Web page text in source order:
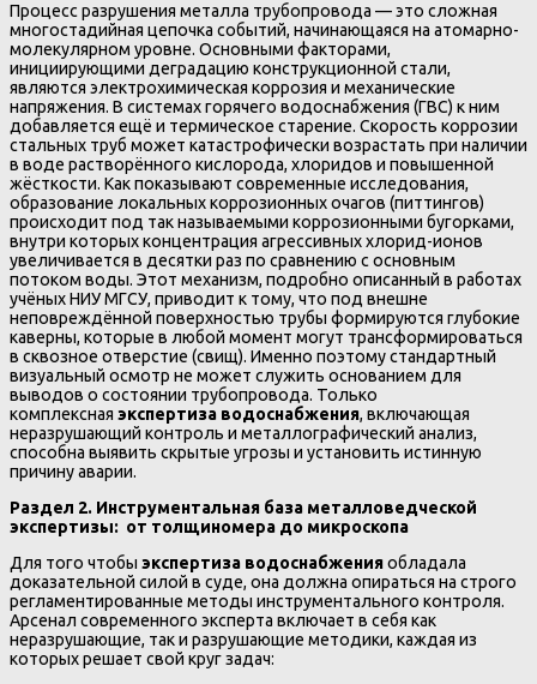
Процесс разрушения металла трубопровода — это сложная
многостадийная цепочка событий, начинающаяся на атомарно-
молекулярном уровне. Основными факторами,
инициирующими деградацию конструкционной стали,
являются электрохимическая коррозия и механические
напряжения. В системах горячего водоснабжения (ГВС) к ним
добавляется ещё и термическое старение. Скорость коррозии
стальных труб может катастрофически возрастать при наличии
в воде растворённого кислорода, хлоридов и повышенной
жёсткости. Как показывают современные исследования,
образование локальных коррозионных очагов (питтингов)
происходит под так называемыми коррозионными бугорками,
внутри которых концентрация агрессивных хлорид-ионов
увеличивается в десятки раз по сравнению с основным
потоком воды. Этот механизм, подробно описанный в работах
учёных НИУ МГСУ, приводит к тому, что под внешне
неповреждённой поверхностью трубы формируются глубокие
каверны, которые в любой момент могут трансформироваться
в сквозное отверстие (свищ). Именно поэтому стандартный
визуальный осмотр не может служить основанием для
выводов о состоянии трубопровода. Только
комплексная экспертиза водоснабжения, включающая
неразрушающий контроль и металлографический анализ,
способна выявить скрытые угрозы и установить истинную
причину аварии.
Раздел 2. Инструментальная база металловедческой
экспертизы: от толщиномера до микроскопа
Для того чтобы экспертиза водоснабженияобладала
доказательной силой в суде, она должна опираться на строго
регламентированные методы инструментального контроля.
Арсенал современного эксперта включает в себя как
неразрушающие, так и разрушающие методики, каждая из
которых решает свой круг задач: